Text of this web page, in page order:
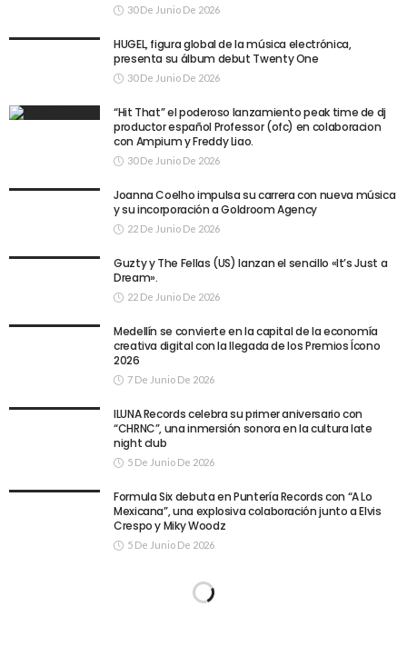
30 De Junio De 2026
HUGEL, figura global de la música electrónica,
presenta su álbum debut Twenty One
30 De Junio De 2026
“Hit That” el poderoso lanzamiento peak time de dj
productor español Professor (ofc) en colaboracion
con Ampium y Freddy Liao.
30 De Junio De 2026
Joanna Coelho impulsa su carrera con nueva música
y su incorporación a Goldroom Agency
22 De Junio De 2026
Guzty y The Fellas (US) lanzan el sencillo «It’s Just a
Dream».
22 De Junio De 2026
Medellín se convierte en la capital de la economía
creativa digital con la llegada de los Premios Ícono
2026
7 De Junio De 2026
ILUNA Records celebra su primer aniversario con
“CHRNC”, una inmersión sonora en la cultura late
night club
5 De Junio De 2026
Formula Six debuta en Puntería Records con “A Lo
Mexicana”, una explosiva colaboración junto a Elvis
Crespo y Miky Woodz
5 De Junio De 2026